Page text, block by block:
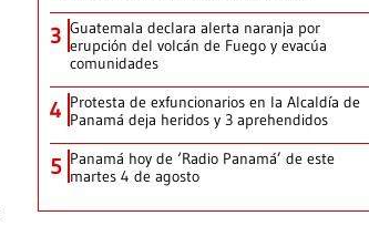
3 Guatemala declara alerta naranja por
erupción del volcán de Fuego y evacúa
comunidades
4 Protesta de exfuncionarios en la Alcaldía de
Panamá deja heridos y 3 aprehendidos
5 Panamá hoy de ‘Radio Panamá’ de este
martes 4 de agosto